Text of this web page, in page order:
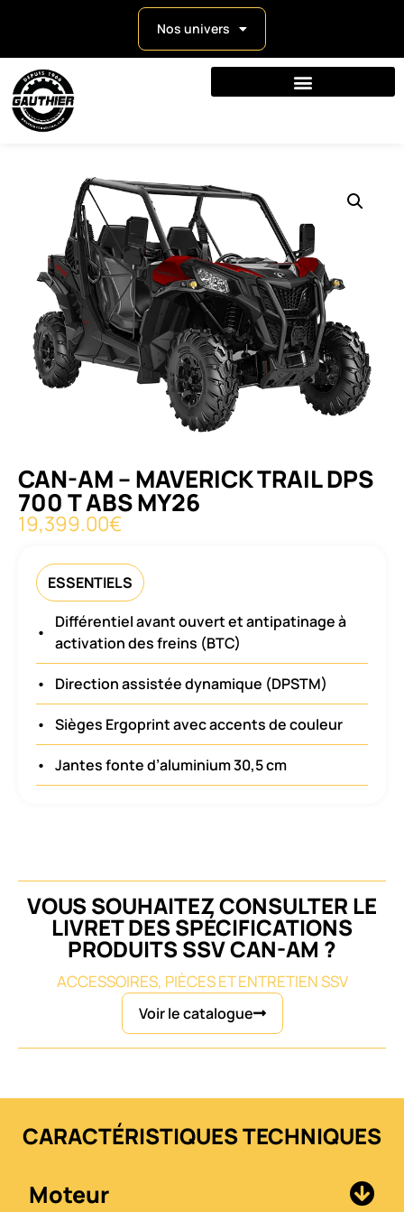
Nos univers
CAN-AM – MAVERICK TRAIL DPS
700 T ABS MY26
19,399.00€
ESSENTIELS
•
Différentiel avant ouvert et antipatinage à
activation des freins (BTC)
• Direction assistée dynamique (DPSTM)
• Sièges Ergoprint avec accents de couleur
• Jantes fonte d’aluminium 30,5 cm
VOUS SOUHAITEZ CONSULTER LE
LIVRET DES SPÉCIFICATIONS
PRODUITS SSV CAN-AM ?
ACCESSOIRES, PIÈCES ET ENTRETIEN SSV
Voir le catalogue
CARACTÉRISTIQUES TECHNIQUES
Moteur